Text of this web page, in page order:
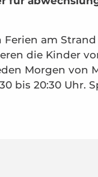
am
die Kinder
Morgen von
bis 20:30 Uhr.